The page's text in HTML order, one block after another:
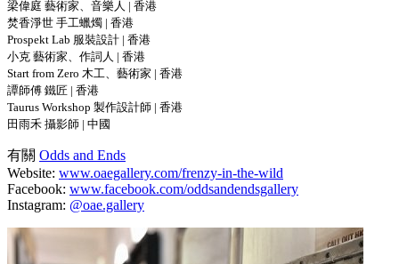
梁偉庭 藝術家、音樂人 | 香港
焚香淨世 手工蠟燭 | 香港
Prospekt Lab 服裝設計 | 香港
小克 藝術家、作詞人 | 香港
Start from Zero 木工、藝術家 | 香港
譚師傅 鐵匠 | 香港
Taurus Workshop 製作設計師 | 香港
田雨禾 攝影師 | 中國
有關 Odds and Ends
Website: www.oaegallery.com/frenzy-in-the-wild
Facebook: www.facebook.com/oddsandendsgallery
Instagram: @oae.gallery